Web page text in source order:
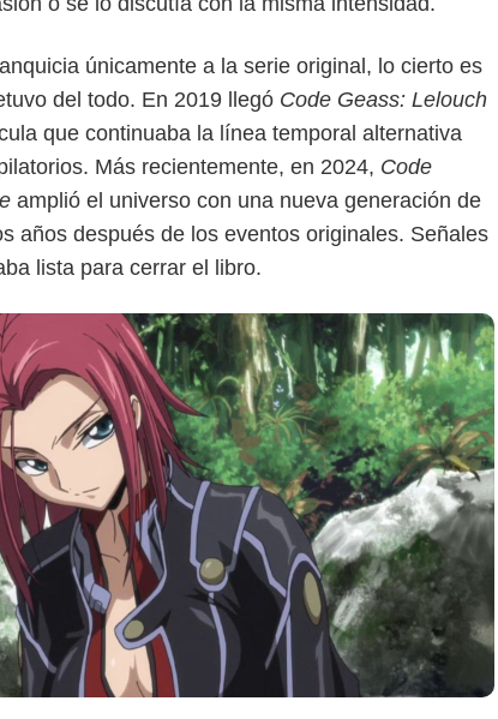
únicamente a la serie original, lo cierto es
del todo. En 2019 llegó Code Geass: Lelouch
que continuaba la línea temporal alternativa
Más recientemente, en 2024, Code
amplió el universo con una nueva generación de
años después de los eventos originales. Señales
lista para cerrar el libro.
Crunchyroll